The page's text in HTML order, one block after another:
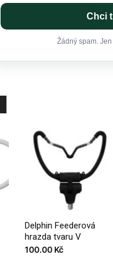
Chci
Žádný spam.
Delphin Feederová
hrazda tvaru V
100.00 Kč